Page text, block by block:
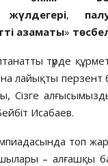
жүлдегері,
азаматы»
түрде
лайықты перзент
Исабаев.
топ
– алғашқы